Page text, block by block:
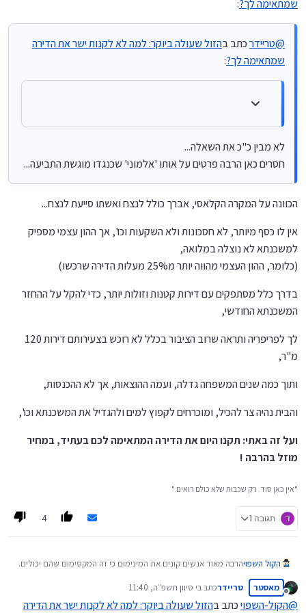
חסרים כאן הרבה פרטים על אותו 'אלמוני' שכנגדו מוגשת התביעה...
איזה יכולות יש להם בשוטף? אשתו סייעת בגן? עובדת הייטק..?
אם יש להם עוד כסף; מה הם בחרו לעשות איתו במקום רכישת
שמתאימה לך?:
@טריידרכתב בהזול שעולה ביוקר: למה לא לקנות ישר את הדירה
שמתאימה לך?:
לא מבין כ"כ את השאלה...
חסרים כאן הרבה פרטים על אותו 'אלמוני' שכנגדו מוגשת התביעה...
הכוונה על המקרה הקלאסי, אברך כולל לנצח ואשתו סייעת לנצח...
אין לו כסף מיותר, לא חסכונות ולא השקעות וכו', אך ההון עצמי מספיק
למשכנתא לא נוצלה במלואה,
(כלומר, ההון העצמי מהווה יותר מ25% מעלות הדירה שרכשו)
בדרך כלל מסתפקים עם דירות קטנות וזולות יותר, כדי להקל על ההחזר
המשכנתא החודשי,
לך לפריפריה ותראה שרוב הציבור בכלל לא רוכש בצעירותם דירות 120
מ"ר,
ותוך כמה שנים המשפחה גדלה, ועמה ההוצאות, אך לא ההכנסות,
והבית נהיה צר להכיל, ומוכרחים לקפוץ למים ולהגדיל את המשכנתא וכו',
ועל זה באתי: תקנו היום את הדירה המתאימה לכם בעתיד, במחיר
מוזל בהרבה !
"אין כאן סוד. רק שכבות שלא כולם רואים."
ד תגובה 1 4
הקול השפויהרבה מאוד אנשים קונים את המינימום כי זה המקסימום שהם יכולים.
המשכנתא (שמן הסתם יהיו פחות אבל עדיין חשוב לציין).
לדעתי דירה עם אופציה היא הפתרון המושלם (כמובן חוץ מהסיוט של
מנותק
מאסטר טריידרכתב בי סיוון תשפ״ה, 11:40
נערך לאחרונה על ידי
@הקול-השפויכתב בהזול שעולה ביוקר: למה לא לקנות ישר את הדירה